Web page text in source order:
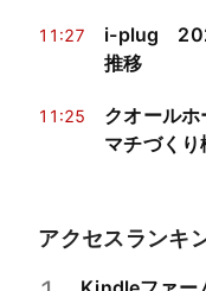
11:27
i-plug
推移
11:25
クオール
マチづく
アクセスランキ